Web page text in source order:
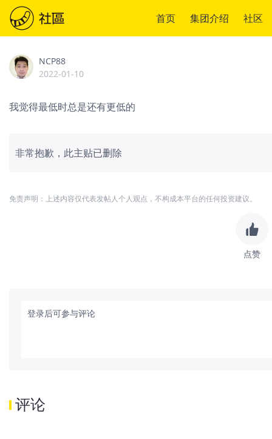
首页 集团介绍 社区
NCP88
2022-01-10
我觉得最低时总是还有更低的
非常抱歉，此主贴已删除
免责声明：上述内容仅代表发帖人个人观点，不构成本平台的任何投资建议。
点赞
登录后可参与评论
评论